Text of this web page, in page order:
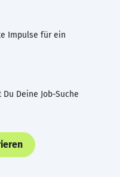
Impulse für ein
Deine Job-Suche